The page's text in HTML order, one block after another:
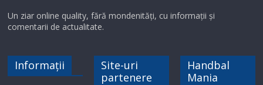
Un ziar online quality, fără mondenități, cu informații și
comentarii de actualitate.
Informații
Site-uri
partenere
Handbal
Mania